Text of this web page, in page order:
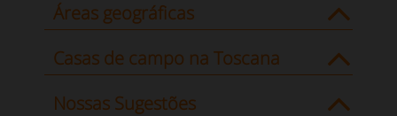
Áreas geográficas
Casas de campo na Toscana
Nossas Sugestões